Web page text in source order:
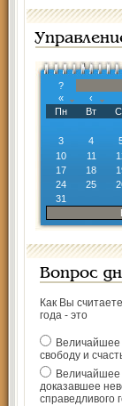
?
«
‹
Пн
Вт
3
4
10
11
17
18
24
25
31
Вопрос
Как Вы
года - это
свободу и
Величайшее
доказавшее
справедливого